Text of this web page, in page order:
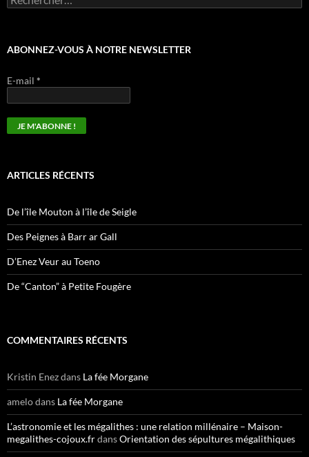
ABONNEZ-VOUS À NOTRE NEWSLETTER
E-mail *
ARTICLES RÉCENTS
De l’île Mouton à l’île de Seigle
Des Peignes à Barr ar Gall
D’Enez Veur au Toeno
De “Canton” à Petite Fougère
COMMENTAIRES RÉCENTS
Kristin Enezdans La fée Morgane
amelodans La fée Morgane
L’astronomie et les mégalithes : une relation millénaire – Maison-
megalithes-cojoux.frdansOrientation des sépultures mégalithiques